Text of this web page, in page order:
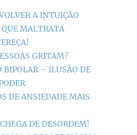
A INTUIÇÃO
MALTRATA
GRITAM?
BIPOLAR – ILUSÃO DE
DE ANSIEDADE MAIS
DE DESORDEM!